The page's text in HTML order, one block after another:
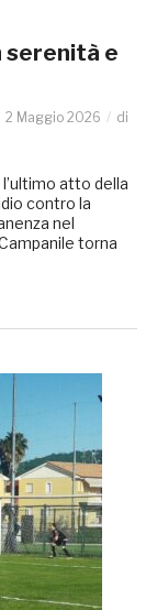
serenità e
2 Maggio 2026
di
atto della
contro la
nel
torna